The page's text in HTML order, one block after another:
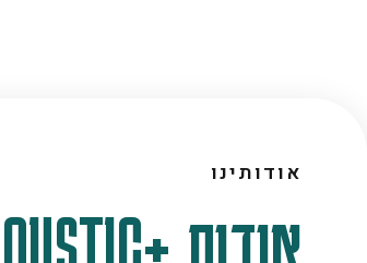
אודותינו
אודות +ACOUSTIC